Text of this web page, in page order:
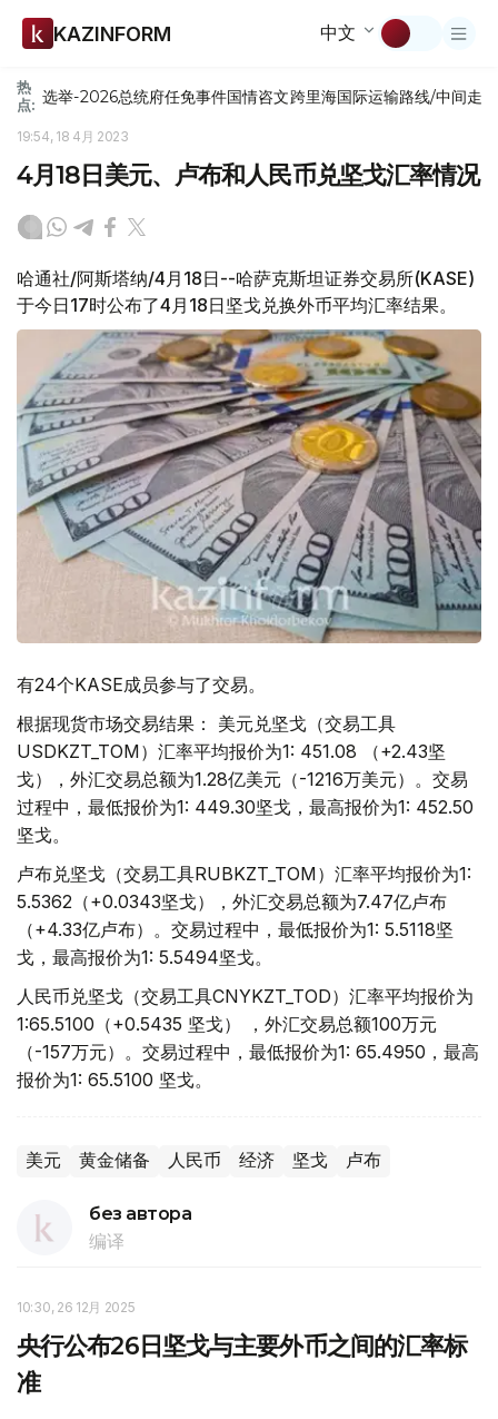
KAZINFORM 中文
热
点: 选举-2026总统府任免事件国情咨文跨里海国际运输路线/中间走廊
19:54, 18 4月 2023
4月18日美元、卢布和人民币兑坚戈汇率情况
哈通社/阿斯塔纳/4月18日--哈萨克斯坦证券交易所(KASE)
于今日17时公布了4月18日坚戈兑换外币平均汇率结果。
有24个KASE成员参与了交易。
根据现货市场交易结果： 美元兑坚戈（交易工具
USDKZT_TOM）汇率平均报价为1: 451.08 （+2.43坚
戈），外汇交易总额为1.28亿美元（-1216万美元）。交易
过程中，最低报价为1: 449.30坚戈，最高报价为1: 452.50
坚戈。
卢布兑坚戈（交易工具RUBKZT_TOM）汇率平均报价为1:
5.5362（+0.0343坚戈），外汇交易总额为7.47亿卢布
（+4.33亿卢布）。交易过程中，最低报价为1: 5.5118坚
戈，最高报价为1: 5.5494坚戈。
人民币兑坚戈（交易工具CNYKZT_TOD）汇率平均报价为
1:65.5100（+0.5435 坚戈） ，外汇交易总额100万元
（-157万元）。交易过程中，最低报价为1: 65.4950，最高
报价为1: 65.5100 坚戈。
美元 黄金储备 人民币 经济 坚戈 卢布
без автора
编译
10:30, 26 12月 2025
央行公布26日坚戈与主要外币之间的汇率标
准